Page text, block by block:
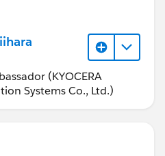
(KYOCERA
Systems Co., Ltd.)